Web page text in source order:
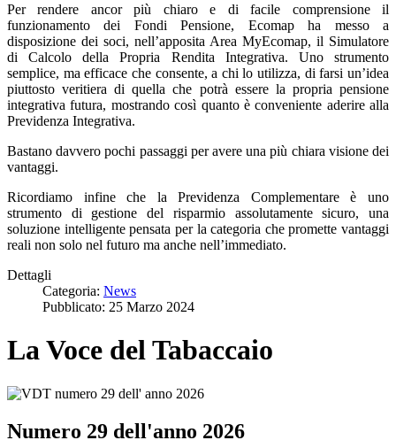
Per rendere ancor più chiaro e di facile comprensione il
funzionamento dei Fondi Pensione, Ecomap ha messo a
disposizione dei soci, nell’apposita Area MyEcomap, il Simulatore
di Calcolo della Propria Rendita Integrativa. Uno strumento
semplice, ma efficace che consente, a chi lo utilizza, di farsi un’idea
piuttosto veritiera di quella che potrà essere la propria pensione
integrativa futura, mostrando così quanto è conveniente aderire alla
Previdenza Integrativa.
Bastano davvero pochi passaggi per avere una più chiara visione dei
vantaggi.
Ricordiamo infine che la Previdenza Complementare è uno
strumento di gestione del risparmio assolutamente sicuro, una
soluzione intelligente pensata per la categoria che promette vantaggi
reali non solo nel futuro ma anche nell’immediato.
Dettagli
Categoria: News
Pubblicato: 25 Marzo 2024
La Voce del Tabaccaio
Numero 29 dell'anno 2026